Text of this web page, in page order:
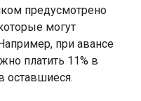
предусмотрено
могут
при авансе
платить 11% в
оставшиеся.